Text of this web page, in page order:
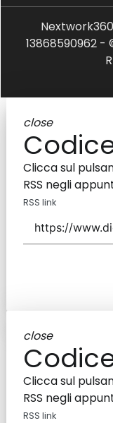
13868590962 -
close
Clicca sul
RSS negli
RSS link
close
Clicca sul
RSS negli
RSS link